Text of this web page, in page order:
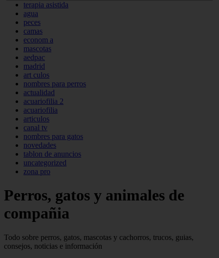
terapia asistida
agua
peces
camas
econom a
mascotas
aedpac
madrid
art culos
nombres para perros
actualidad
acuariofilia 2
acuariofilia
articulos
canal tv
nombres para gatos
novedades
tablon de anuncios
uncategorized
zona pro
Perros, gatos y animales de
compañia
Todo sobre perros, gatos, mascotas y cachorros, trucos, guias,
consejos, noticias e información